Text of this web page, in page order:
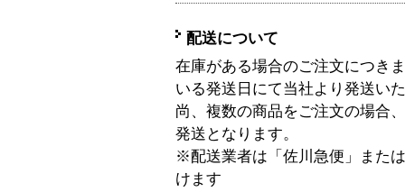
配送について
在庫がある場合のご注文につき
いる発送日にて当社より発送い
尚、複数の商品をご注文の場合
発送となります。
※配送業者は「佐川急便」また
けます